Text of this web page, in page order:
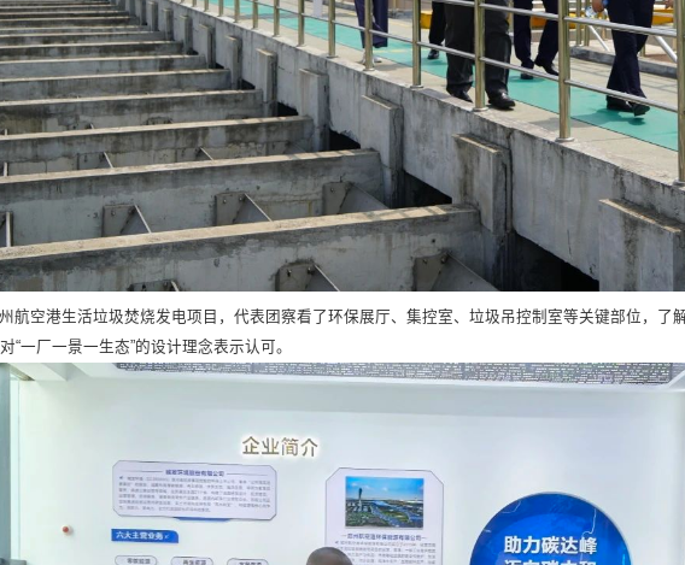
航空港生活垃圾焚烧发电项目，代表团察看了环保展厅、集控室、垃圾吊控制室等关键部位，了
“一厂一景一生态”的设计理念表示认可。